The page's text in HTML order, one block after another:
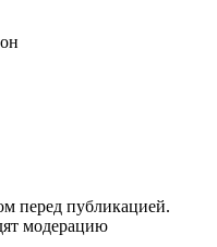
перед публикацией.
модерацию